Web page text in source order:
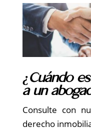
¿Cuándo
a un
Consulte con
derecho